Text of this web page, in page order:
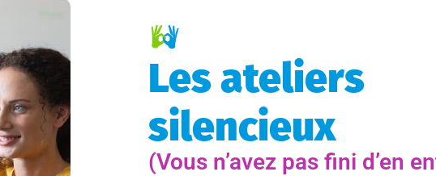
Les ateliers
silencieux
(Vous n’avez pas fini d’en